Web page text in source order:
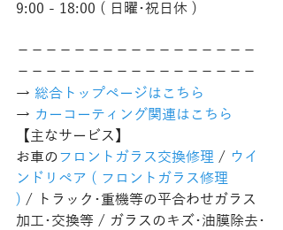
9:00 - 18:00 ( 日曜･祝日休 )
−−−−−−−−−−−−−−−−−
−−−−−−−−−−−−−−−−−
→ 総合トップページはこちら
→ カーコーティング関連はこちら
【主なサービス】
お車のフロントガラス交換修理 / ウイ
ンドリペア ( フロントガラス修理
) / トラック･重機等の平合わせガラス
加工･交換等 / ガラスのキズ･油膜除去･